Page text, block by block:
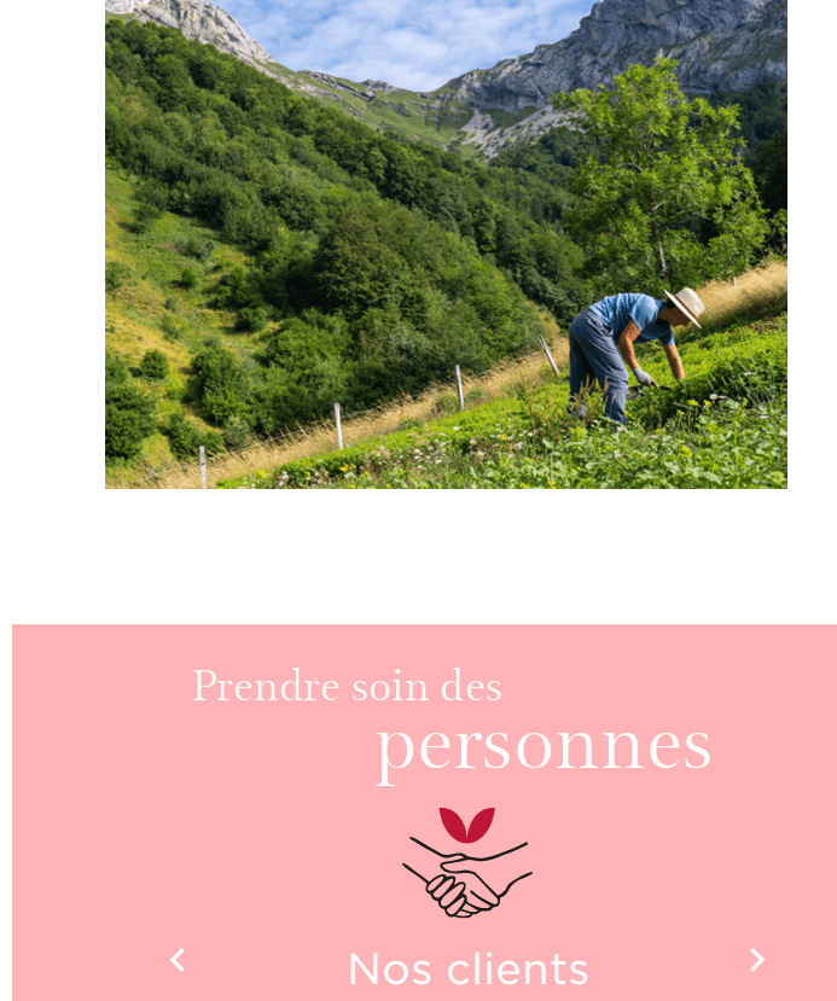
Prendre soin des
personnes
Nos clients